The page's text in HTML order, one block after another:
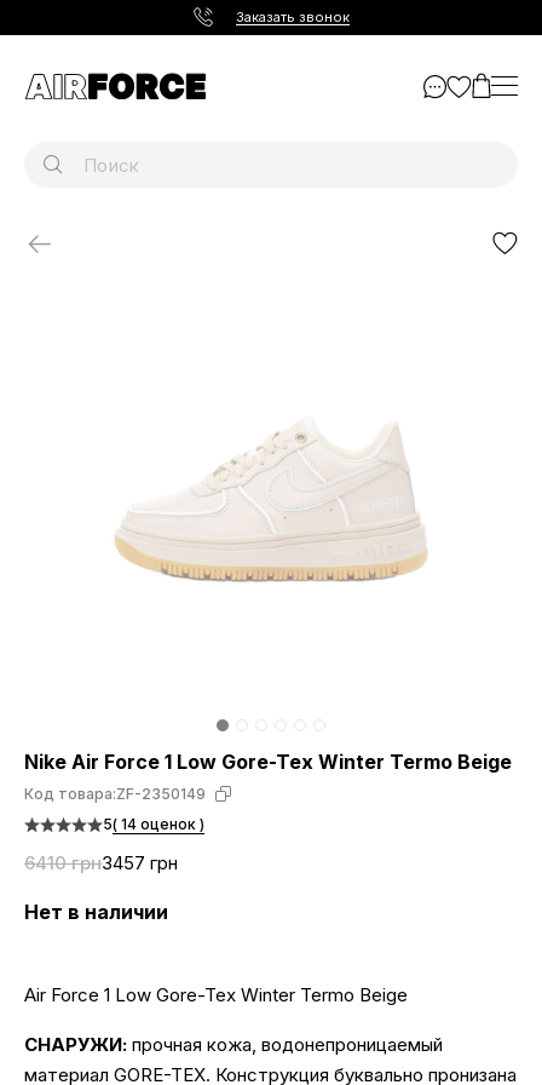
Заказать звонок
Nike Air Force 1 Low Gore-Tex Winter Termo Beige
Код товара:ZF-2350149
5( 14 оценок )
6410 грн3457 грн
Нет в наличии
Air Force 1 Low Gore-Tex Winter Termo Beige
СНАРУЖИ: прочная кожа, водонепроницаемый
материал GORE-TEX. Конструкция буквально пронизана